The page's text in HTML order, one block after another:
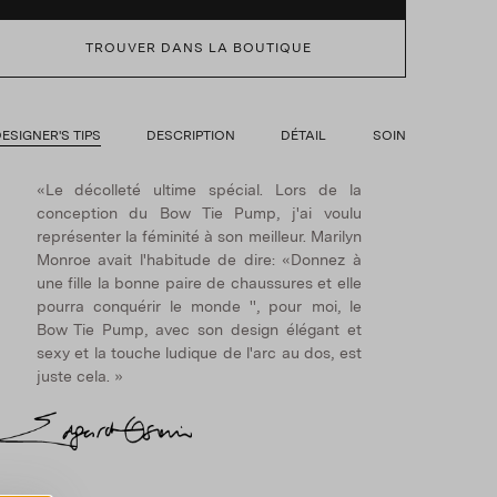
TROUVER DANS LA BOUTIQUE
TIPS DESCRIPTION DÉTAIL SOIN
«Le décolleté ultime spécial. Lors de la
conception du Bow Tie Pump, j'ai voulu
représenter la féminité à son meilleur. Marilyn
Monroe avait l'habitude de dire: «Donnez à
une fille la bonne paire de chaussures et elle
pourra conquérir le monde '', pour moi, le
Bow Tie Pump, avec son design élégant et
sexy et la touche ludique de l'arc au dos, est
juste cela. »